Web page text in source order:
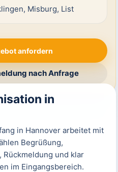
Misburg, List
anfordern
nach Anfrage
in
in Hannover arbeitet mit
Begrüßung,
und klar
im Eingangsbereich.